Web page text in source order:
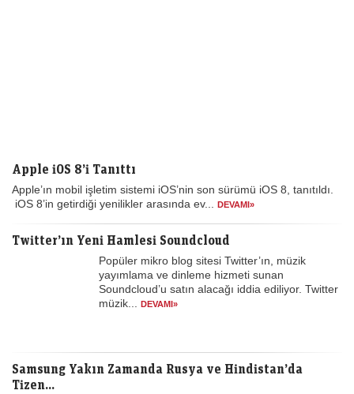
Apple iOS 8’i Tanıttı
Apple’ın mobil işletim sistemi iOS’nin son sürümü iOS 8, tanıtıldı.
iOS 8’in getirdiği yenilikler arasında ev... DEVAMI»
Twitter’ın Yeni Hamlesi Soundcloud
Popüler mikro blog sitesi Twitter’ın, müzik
yayımlama ve dinleme hizmeti sunan
Soundcloud’u satın alacağı iddia ediliyor. Twitter
müzik... DEVAMI»
Samsung Yakın Zamanda Rusya ve Hindistan’da
Tizen...